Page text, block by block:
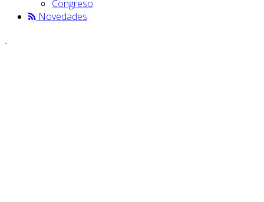
Congreso
Novedades